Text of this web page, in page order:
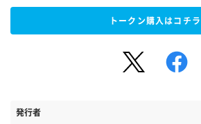
トークン購入はコチラ
発行者